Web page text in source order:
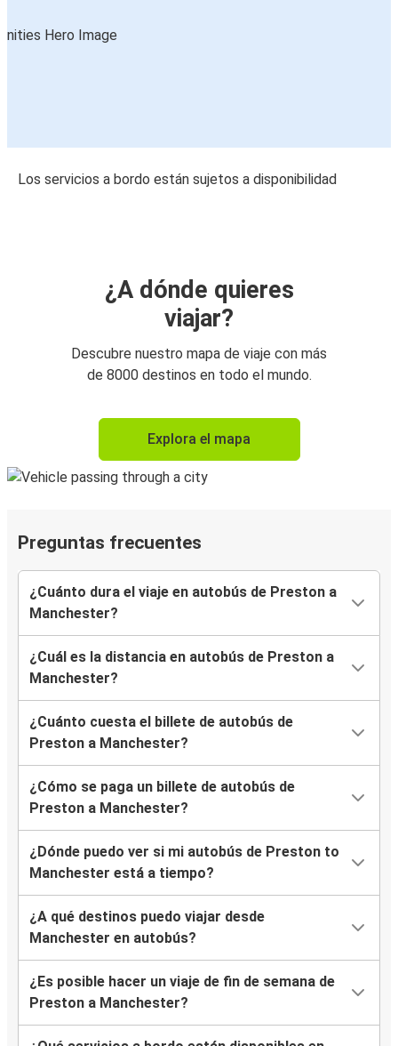
Los servicios a bordo están sujetos a disponibilidad
¿A dónde quieres
viajar?
Descubre nuestro mapa de viaje con más
de 8000 destinos en todo el mundo.
Explora el mapa
Preguntas frecuentes
¿Cuánto dura el viaje en autobús de Preston a
Manchester?
¿Cuál es la distancia en autobús de Preston a
Manchester?
¿Cuánto cuesta el billete de autobús de
Preston a Manchester?
¿Cómo se paga un billete de autobús de
Preston a Manchester?
¿Dónde puedo ver si mi autobús de Preston to
Manchester está a tiempo?
¿A qué destinos puedo viajar desde
Manchester en autobús?
¿Es posible hacer un viaje de fin de semana de
Preston a Manchester?